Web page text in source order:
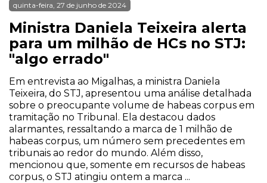
quinta-feira, 27 de junho de 2024
Ministra Daniela Teixeira alerta
para um milhão de HCs no STJ:
"algo errado"
Em entrevista ao Migalhas, a ministra Daniela
Teixeira, do STJ, apresentou uma análise detalhada
sobre o preocupante volume de habeas corpus em
tramitação no Tribunal. Ela destacou dados
alarmantes, ressaltando a marca de 1 milhão de
habeas corpus, um número sem precedentes em
tribunais ao redor do mundo. Além disso,
mencionou que, somente em recursos de habeas
corpus, o STJ atingiu ontem a marca ...